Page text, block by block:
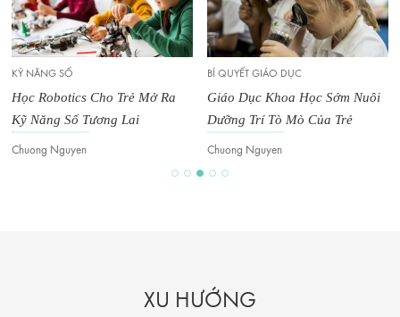
KỸ NĂNG SỐ
Học Robotics Cho Trẻ Mở Ra
Kỹ Năng Số Tương Lai
Chuong Nguyen
BÍ QUYẾT GIÁO DỤC
Giáo Dục Khoa Học Sớm Nuôi
Dưỡng Trí Tò Mò Của Trẻ
Chuong Nguyen
XU HƯỚNG